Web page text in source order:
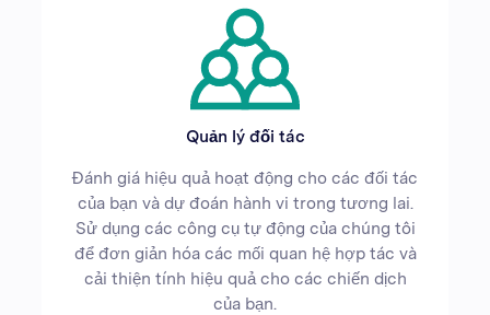
Quản lý đối tác
Đánh giá hiệu quả hoạt động cho các đối tác
của bạn và dự đoán hành vi trong tương lai.
Sử dụng các công cụ tự động của chúng tôi
để đơn giản hóa các mối quan hệ hợp tác và
cải thiện tính hiệu quả cho các chiến dịch
của bạn.